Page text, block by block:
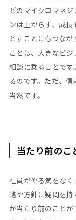
どのマイクロマネ
ンは上がらず、成
とすことにもつな
ことは、大きなビ
相談に乗ることで
るのです。ただ、
当然です。
当たり前のこ
社員がやる気をな
略や方針に疑問を
が当たり前のこと